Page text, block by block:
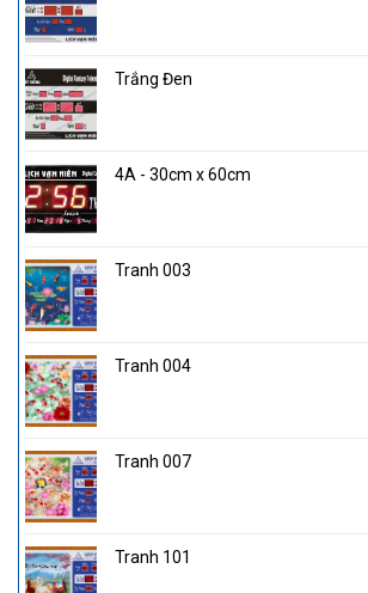
Trắng Đen
4A - 30cm x 60cm
Tranh 003
Tranh 004
Tranh 007
Tranh 101